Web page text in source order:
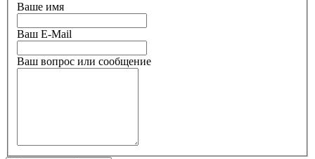
Ваше имя
Ваш E-Mail
Ваш вопрос или сообщение